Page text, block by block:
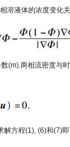
溶液体的浓度变化
(m).两相流密度与
解方程(1), (6)和(7)